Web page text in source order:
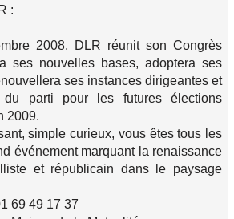
:
2008, DLR réunit son Congrès
ses nouvelles bases, adoptera ses
ses instances dirigeantes et
parti pour les futures élections
2009.
simple curieux, vous êtes tous les
événement marquant la renaissance
et républicain dans le paysage
69 49 17 37